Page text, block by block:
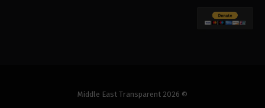
© 2026 Middle East Transparent